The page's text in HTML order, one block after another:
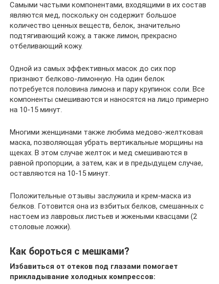
Самыми частыми компонентами, входящими в их состав
являются мед, поскольку он содержит большое
количество ценных веществ, белок, значительно
подтягивающий кожу, а также лимон, прекрасно
отбеливающий кожу.
Одной из самых эффективных масок до сих пор
признают белково-лимонную. На один белок
потребуется половина лимона и пару крупинок соли. Все
компоненты смешиваются и наносятся на лицо примерно
на 10-15 минут.
Многими женщинами также любима медово-желтковая
маска, позволяющая убрать вертикальные морщины на
щеках. В этом случае желток и мед смешиваются в
равной пропорции, а затем, как и в предыдущем случае,
оставляются на 10-15 минут.
Положительные отзывы заслужила и крем-маска из
белков. Готовится она из взбитых белков, смешанных с
настоем из лавровых листьев и жжеными квасцами (2
столовые ложки).
Как бороться с мешками?
Избавиться от отеков под глазами помогает
прикладывание холодных компрессов: